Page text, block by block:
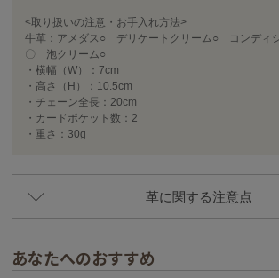
<取り扱いの注意・お手入れ方法>
牛革：アメダス○ デリケートクリーム○ コンディ
〇 泡クリーム○
・横幅（W）：7cm
・高さ（H）：10.5cm
・チェーン全長：20cm
・カードポケット数：2
・重さ：30g
革に関する注意点
あなたへのおすすめ